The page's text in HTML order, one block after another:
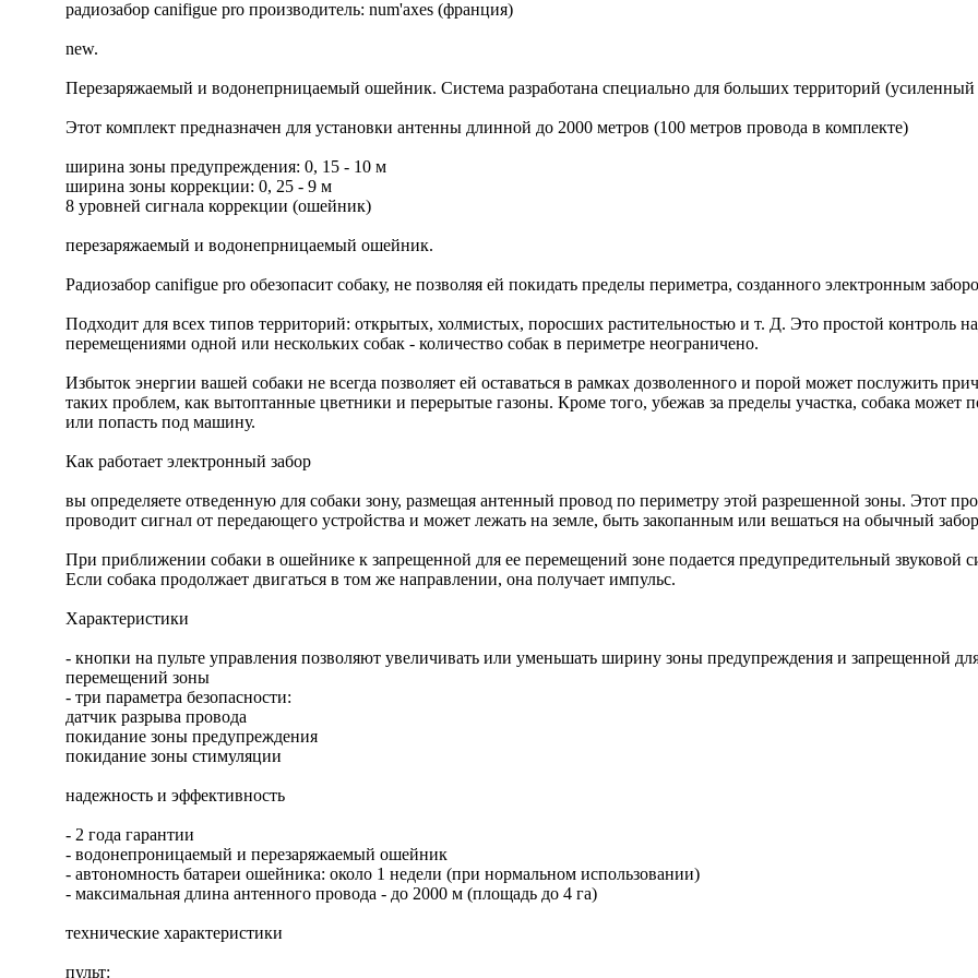
радиозабор canifigue pro производитель: num'axes (франция)
new.
Перезаряжаемый и водонепрницаемый ошейник. Система разработана специально для больших территорий (усиленный
Этот комплект предназначен для установки антенны длинной до 2000 метров (100 метров провода в комплекте)
ширина зоны предупреждения: 0, 15 - 10 м
ширина зоны коррекции: 0, 25 - 9 м
8 уровней сигнала коррекции (ошейник)
перезаряжаемый и водонепрницаемый ошейник.
Радиозабор canifigue pro обезопасит собаку, не позволяя ей покидать пределы периметра, созданного электронным
Подходит для всех типов территорий: открытых, холмистых, поросших растительностью и т. Д. Это простой контроль
перемещениями одной или нескольких собак - количество собак в периметре неограничено.
Избыток энергии вашей собаки не всегда позволяет ей оставаться в рамках дозволенного и порой может послужить
таких проблем, как вытоптанные цветники и перерытые газоны. Кроме того, убежав за пределы участка, собака может
или попасть под машину.
Как работает электронный забор
вы определяете отведенную для собаки зону, размещая антенный провод по периметру этой разрешенной зоны. Этот
проводит сигнал от передающего устройства и может лежать на земле, быть закопанным или вешаться на обычный
При приближении собаки в ошейнике к запрещенной для ее перемещений зоне подается предупредительный звуковой
Если собака продолжает двигаться в том же направлении, она получает импульс.
Характеристики
- кнопки на пульте управления позволяют увеличивать или уменьшать ширину зоны предупреждения и запрещенной
перемещений зоны
- три параметра безопасности:
датчик разрыва провода
покидание зоны предупреждения
покидание зоны стимуляции
надежность и эффективность
- 2 года гарантии
- водонепроницаемый и перезаряжаемый ошейник
- автономность батареи ошейника: около 1 недели (при нормальном использовании)
- максимальная длина антенного провода - до 2000 м (площадь до 4 га)
технические характеристики
пульт: